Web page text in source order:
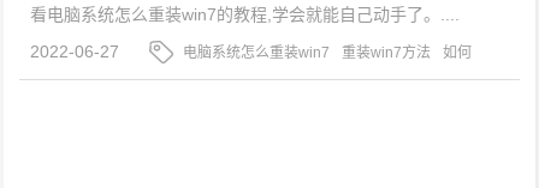
看电脑系统怎么重装win7的教程,学会就能自己动手了。....
2022-06-27
电脑系统怎么重装win7 重装win7方法
如何
重装win7